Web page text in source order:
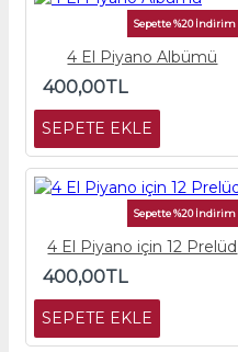
Sepette %20 İndirim
4 El Piyano Albümü
400,00TL
SEPETE EKLE
Sepette %20 İndirim
4 El Piyano için 12 Prelüd
400,00TL
SEPETE EKLE